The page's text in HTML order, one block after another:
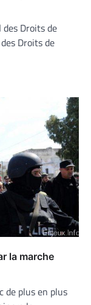
des Droits de
Droits de
la marche
de plus en plus